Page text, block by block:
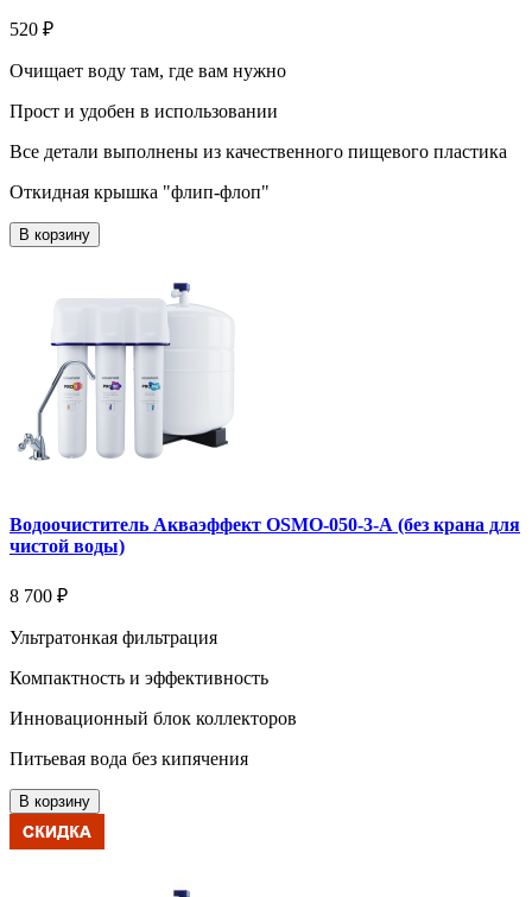
520 ₽
Очищает воду там, где вам нужно
Прост и удобен в использовании
Все детали выполнены из качественного пищевого пластика
Откидная крышка "флип-флоп"
В корзину
Водоочиститель Акваэффект OSMO-050-3-А (без крана для
чистой воды)
8 700 ₽
Ультратонкая фильтрация
Компактность и эффективность
Инновационный блок коллекторов
Питьевая вода без кипячения
В корзину